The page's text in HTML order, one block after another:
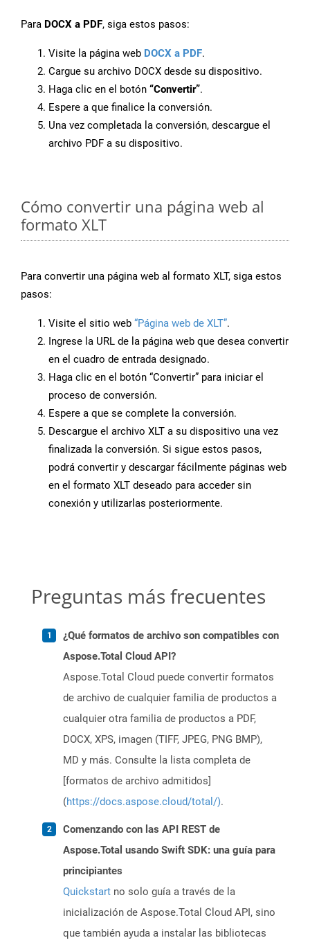
Para DOCX a PDF, siga estos pasos:
Visite la página web DOCX a PDF.
Cargue su archivo DOCX desde su dispositivo.
Haga clic en el botón “Convertir”.
Espere a que finalice la conversión.
Una vez completada la conversión, descargue el
archivo PDF a su dispositivo.
Cómo convertir una página web al
formato XLT
Para convertir una página web al formato XLT, siga estos
pasos:
Visite el sitio web “Página web de XLT”.
Ingrese la URL de la página web que desea convertir
en el cuadro de entrada designado.
Haga clic en el botón “Convertir” para iniciar el
proceso de conversión.
Espere a que se complete la conversión.
Descargue el archivo XLT a su dispositivo una vez
finalizada la conversión. Si sigue estos pasos,
podrá convertir y descargar fácilmente páginas web
en el formato XLT deseado para acceder sin
conexión y utilizarlas posteriormente.
Preguntas más frecuentes
¿Qué formatos de archivo son compatibles con
Aspose.Total Cloud API?
Aspose.Total Cloud puede convertir formatos
de archivo de cualquier familia de productos a
cualquier otra familia de productos a PDF,
DOCX, XPS, imagen (TIFF, JPEG, PNG BMP),
MD y más. Consulte la lista completa de
[formatos de archivo admitidos]
(https://docs.aspose.cloud/total/).
Comenzando con las API REST de
Aspose.Total usando Swift SDK: una guía para
principiantes
Quickstart no solo guía a través de la
inicialización de Aspose.Total Cloud API, sino
que también ayuda a instalar las bibliotecas